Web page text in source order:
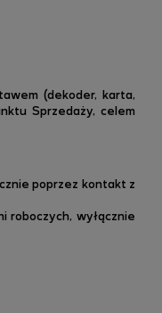
(dekoder, karta,
Sprzedaży, celem
poprzez kontakt z
roboczych, wyłącznie